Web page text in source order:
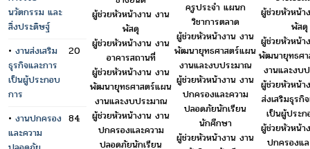
นวัตกรรม และ
สิ่งประดิษฐ์
• งานส่งเสริม
ธุรกิจและการ
เป็นผู้ประกอบ
การ
20
• งานปกครอง
และความ
84
ผู้ช่วยหัวหน้างาน งาน
พัสดุ
ผู้ช่วยหัวหน้างาน งาน
อาคารสถานที่
ผู้ช่วยหัวหน้างาน งาน
พัฒนายุทธศาสตร์แผน
งานและงบประมาณ
ผู้ช่วยหัวหน้างาน งาน
ปกครองและความ
ปลอดภัยนักเรียน
ครูประจำ แผนก
วิชาการตลาด
ผู้ช่วยหัวหน้างาน งาน
พัฒนายุทธศาสตร์แผน
งานและงบประมาณ
ผู้ช่วยหัวหน้างาน งาน
ปกครองและความ
ปลอดภัยนักเรียน
นักศึกษา
ผู้ช่วยหัวหน้างาน งาน
ผู้ช่วยหัวหน้า
พัสดุ
ผู้ช่วยหัวหน้า
พัฒนายุทธศ
งานและงบ
ผู้ช่วยหัวหน้า
ส่งเสริมธุรกิ
เป็นผู้ประ
ผู้ช่วยหัวหน้า
ปกครองแ